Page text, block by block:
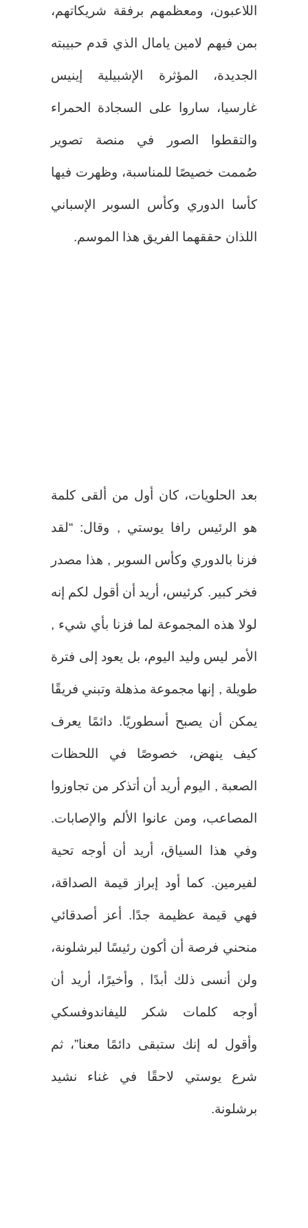
اللاعبون، ومعظمهم برفقة شريكاتهم،
بمن فيهم لامين يامال الذي قدم حبيبته
الجديدة، المؤثرة الإشبيلية إينيس
غارسيا، ساروا على السجادة الحمراء
والتقطوا الصور في منصة تصوير
صُممت خصيصًا للمناسبة، وظهرت فيها
كأسا الدوري وكأس السوبر الإسباني
اللذان حققهما الفريق هذا الموسم.
بعد الحلويات، كان أول من ألقى كلمة
هو الرئيس رافا يوستي , وقال: “لقد
فزنا بالدوري وكأس السوبر , هذا مصدر
فخر كبير. كرئيس، أريد أن أقول لكم إنه
لولا هذه المجموعة لما فزنا بأي شيء ,
الأمر ليس وليد اليوم، بل يعود إلى فترة
طويلة , إنها مجموعة مذهلة وتبني فريقًا
يمكن أن يصبح أسطوريًا. دائمًا يعرف
كيف ينهض، خصوصًا في اللحظات
الصعبة , اليوم أريد أن أتذكر من تجاوزوا
المصاعب، ومن عانوا الألم والإصابات.
وفي هذا السياق، أريد أن أوجه تحية
لفيرمين. كما أود إبراز قيمة الصداقة،
فهي قيمة عظيمة جدًا. أعز أصدقائي
منحني فرصة أن أكون رئيسًا لبرشلونة،
ولن أنسى ذلك أبدًا , وأخيرًا، أريد أن
أوجه كلمات شكر لليفاندوفسكي
وأقول له إنك ستبقى دائمًا معنا”، ثم
شرع يوستي لاحقًا في غناء نشيد
برشلونة.